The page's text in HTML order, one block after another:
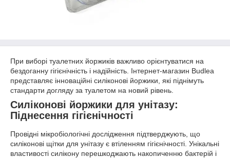
При виборі туалетних йоржиків важливо орієнтуватися на
бездоганну гігієнічність і надійність. Інтернет-магазин Budlea
представляє інноваційні силіконові йоржики, які піднімуть
стандарти догляду за туалетом на новий рівень.
Силіконові йоржики для унітазу:
Піднесення гігієнічності
Провідні мікробіологічні дослідження підтверджують, що
силіконові щітки для унітазу є втіленням гігієнічності. Унікальні
властивості силікону перешкоджають накопиченню бактерій і